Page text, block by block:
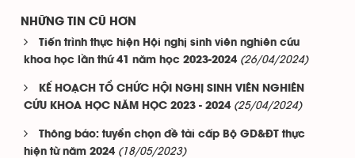
NHỮNG TIN CŨ HƠN
Tiến trình thực hiện Hội nghị sinh viên nghiên cứu
khoa học lần thứ 41 năm học 2023-2024 (26/04/2024)
KẾ HOẠCH TỔ CHỨC HỘI NGHỊ SINH VIÊN NGHIÊN
CỨU KHOA HỌC NĂM HỌC 2023 - 2024 (25/04/2024)
Thông báo: tuyển chọn đề tài cấp Bộ GD&ĐT thực
hiện từ năm 2024 (18/05/2023)